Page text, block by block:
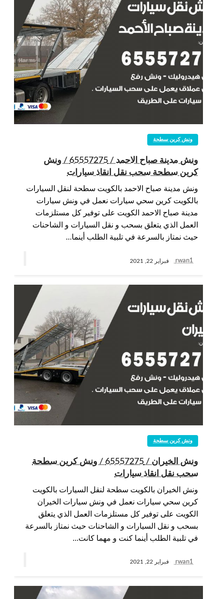
ونش كرين سطحة
ونش مدينة صباح الاحمد / 65557275 / ونش
كرين سطحة سحب نقل انقاذ سيارات
ونش مدينة صباح الاحمد بالكويت سطحة لنقل السيارات
بالكويت كرين سحي سيارات نعمل في ونش سيارات
مدينة صباح الاحمد الكويت على توفير كل مستلزمات
العمل الذي يتعلق بسحب و نقل السيارات و الشاحنات
حيث نمتاز بالسرعة في تلبية الطلب أينما…
rwan1 فبراير 22, 2021
ونش كرين سطحة
ونش الخيران / 65557275 / ونش كرين سطحة
سحب نقل انقاذ سيارات
ونش الخيران بالكويت سطحة لنقل السيارات بالكويت
كرين سحي سيارات نعمل في ونش سيارات الخيران
الكويت على توفير كل مستلزمات العمل الذي يتعلق
بسحب و نقل السيارات و الشاحنات حيث نمتاز بالسرعة
في تلبية الطلب أينما كنت و مهما كانت…
rwan1 فبراير 22, 2021